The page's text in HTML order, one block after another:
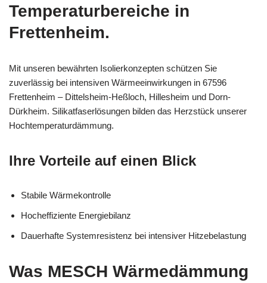
Temperaturbereiche in
Frettenheim.
Mit unseren bewährten Isolierkonzepten schützen Sie
zuverlässig bei intensiven Wärmeeinwirkungen in 67596
Frettenheim – Dittelsheim-Heßloch, Hillesheim und Dorn-
Dürkheim. Silikatfaserlösungen bilden das Herzstück unserer
Hochtemperaturdämmung.
Ihre Vorteile auf einen Blick
Stabile Wärmekontrolle
Hocheffiziente Energiebilanz
Dauerhafte Systemresistenz bei intensiver Hitzebelastung
Was MESCH Wärmedämmung